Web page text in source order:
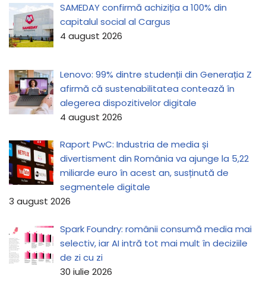
SAMEDAY confirmă achiziția a 100% din
capitalul social al Cargus
4 august 2026
Lenovo: 99% dintre studenții din Generația Z
afirmă că sustenabilitatea contează în
alegerea dispozitivelor digitale
4 august 2026
Raport PwC: Industria de media și
divertisment din România va ajunge la 5,22
miliarde euro în acest an, susținută de
segmentele digitale
3 august 2026
Spark Foundry: românii consumă media mai
selectiv, iar AI intră tot mai mult în deciziile
de zi cu zi
30 iulie 2026